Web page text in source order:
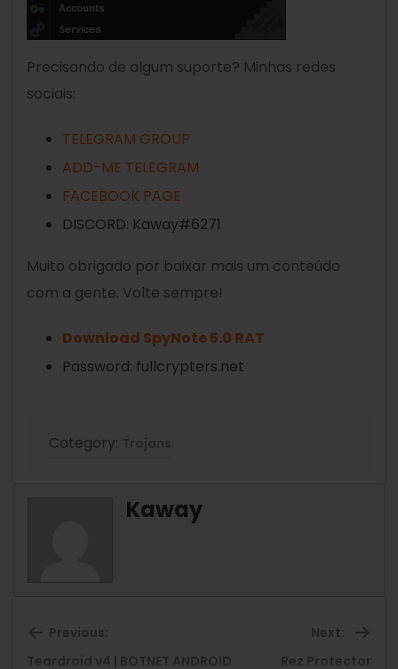
Precisando de algum suporte? Minhas redes
sociais:
TELEGRAM GROUP
ADD-ME TELEGRAM
FACEBOOK PAGE
DISCORD: Kaway#6271
Muito obrigado por baixar mais um conteúdo
com a gente. Volte sempre!
Download SpyNote 5.0 RAT
Password: fullcrypters.net
Category:
Kaway
Previous:
Teardroid v4 | BOTNET ANDROID
Next:
Rez Protector